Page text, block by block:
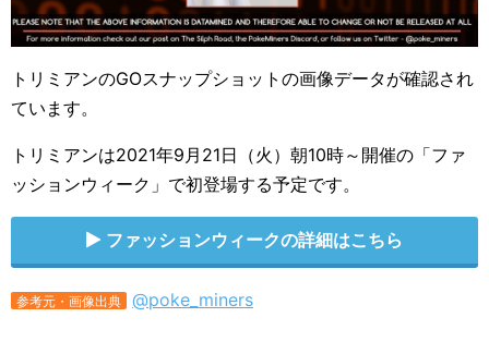
トリミアンのGOスナップショットの画像データが確認され
ています。
トリミアンは2021年9月21日（火）朝10時～開催の「ファ
ッションウィーク」で初登場する予定です。
ファッションウィークの詳細はこちら
参考元・画像出典 @poke_miners